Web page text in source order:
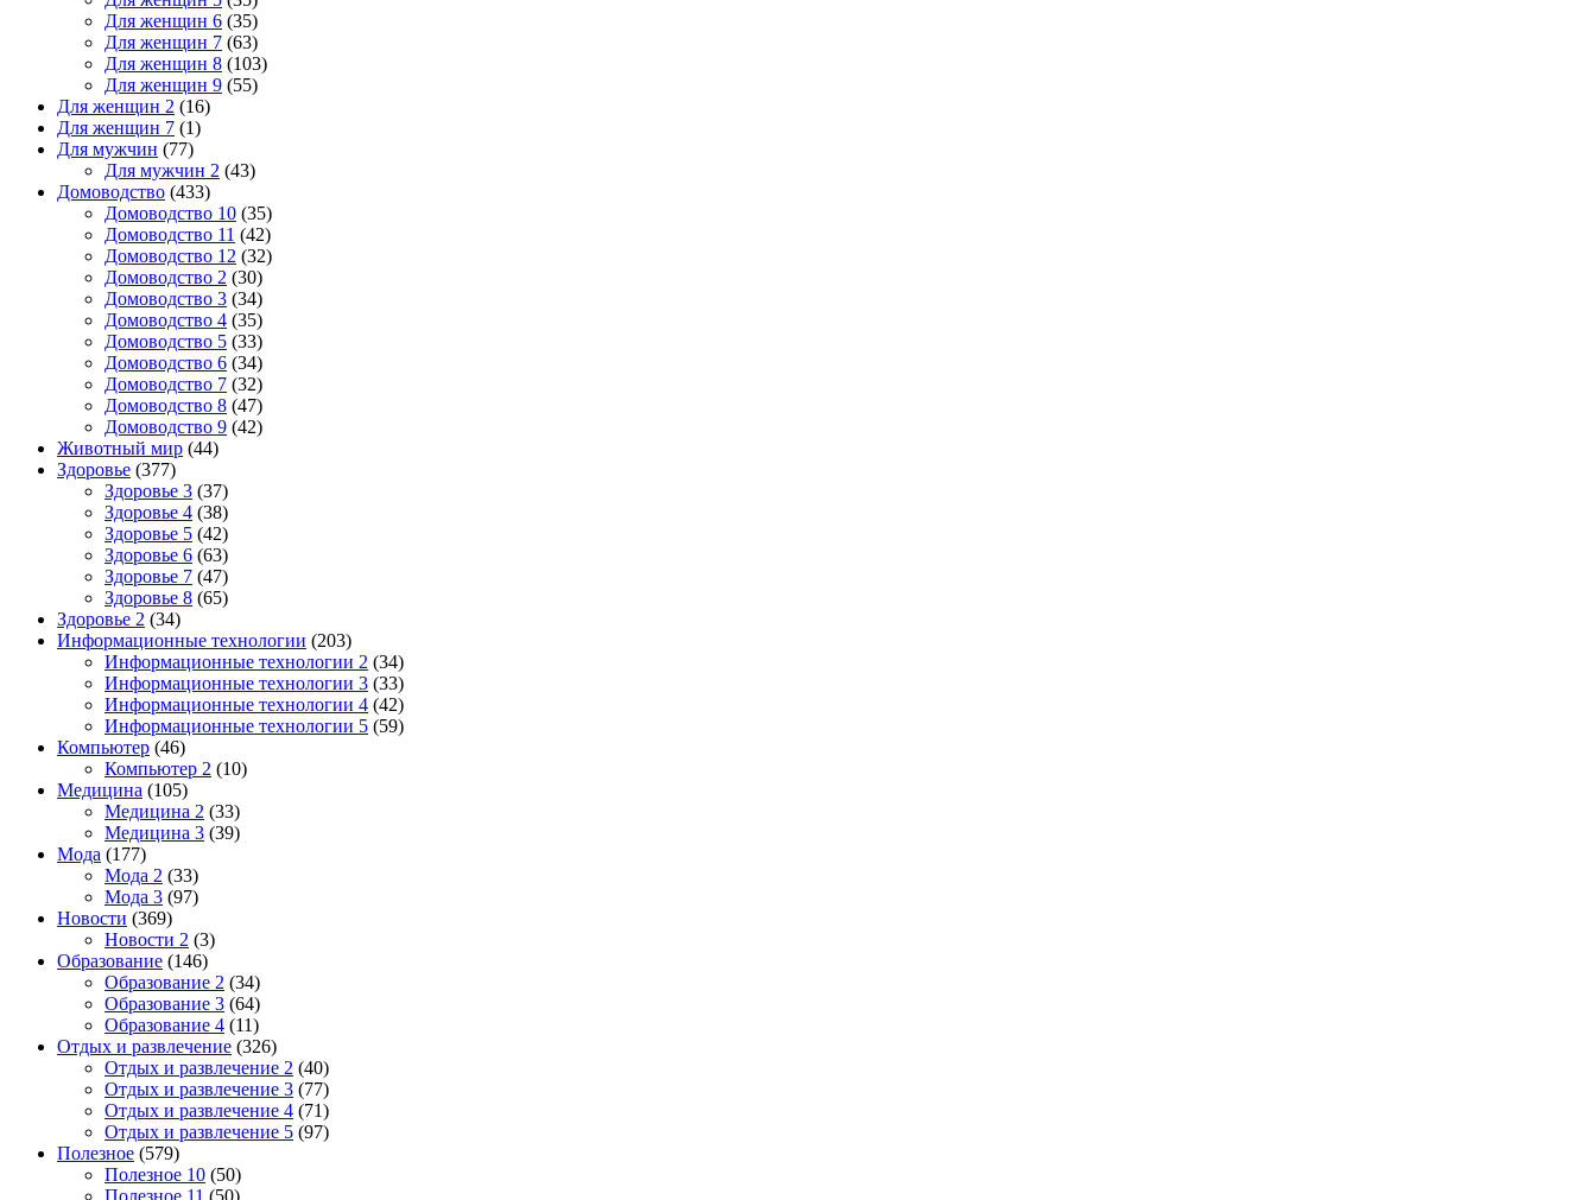
Для женщин 6 (35)
Для женщин 7 (63)
Для женщин 8 (103)
Для женщин 9 (55)
Для женщин 2 (16)
Для женщин 7 (1)
Для мужчин (77)
Для мужчин 2 (43)
Домоводство (433)
Домоводство 10 (35)
Домоводство 11 (42)
Домоводство 12 (32)
Домоводство 2 (30)
Домоводство 3 (34)
Домоводство 4 (35)
Домоводство 5 (33)
Домоводство 6 (34)
Домоводство 7 (32)
Домоводство 8 (47)
Домоводство 9 (42)
Животный мир (44)
Здоровье (377)
Здоровье 3 (37)
Здоровье 4 (38)
Здоровье 5 (42)
Здоровье 6 (63)
Здоровье 7 (47)
Здоровье 8 (65)
Здоровье 2 (34)
Информационные технологии (203)
Информационные технологии 2 (34)
Информационные технологии 3 (33)
Информационные технологии 4 (42)
Информационные технологии 5 (59)
Компьютер (46)
Компьютер 2 (10)
Медицина (105)
Медицина 2 (33)
Медицина 3 (39)
Мода (177)
Мода 2 (33)
Мода 3 (97)
Новости (369)
Новости 2 (3)
Образование (146)
Образование 2 (34)
Образование 3 (64)
Образование 4 (11)
Отдых и развлечение (326)
Отдых и развлечение 2 (40)
Отдых и развлечение 3 (77)
Отдых и развлечение 4 (71)
Отдых и развлечение 5 (97)
Полезное (579)
Полезное 10 (50)